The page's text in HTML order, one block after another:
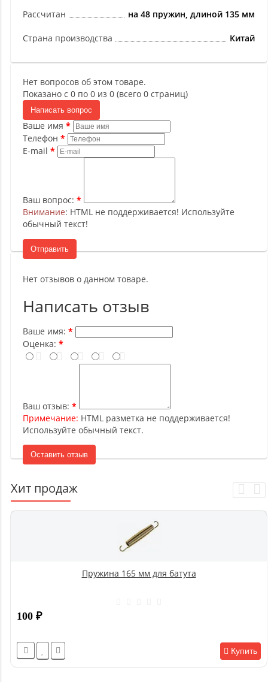
Рассчитан на 48 пружин, длиной 135 мм
Страна производства Китай
Нет вопросов об этом товаре.
Показано с 0 по 0 из 0 (всего 0 страниц)
Написать вопрос
Ваше имя
Телефон
E-mail
Ваш вопрос:
Внимание: HTML не поддерживается! Используйте
обычный текст!
Отправить
Нет отзывов о данном товаре.
Написать отзыв
Ваше имя:
Оценка:
Ваш отзыв:
Примечание: HTML разметка не поддерживается!
Используйте обычный текст.
Оставить отзыв
Хит продаж
Пружина 165 мм для батута
100 ₽
Купить